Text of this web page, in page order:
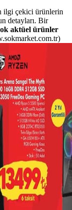
ilgi çekici ürünlerin
detayları. Bir
aktüel ürünler